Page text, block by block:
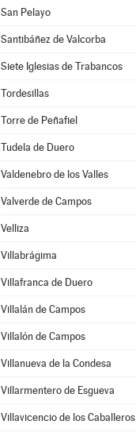
San Pelayo
Santibáñez de Valcorba
Siete Iglesias de Trabancos
Tordesillas
Torre de Peñafiel
Tudela de Duero
Valdenebro de los Valles
Valverde de Campos
Velliza
Villabrágima
Villafranca de Duero
Villalán de Campos
Villalón de Campos
Villanueva de la Condesa
Villarmentero de Esgueva
Villavicencio de los Caballeros